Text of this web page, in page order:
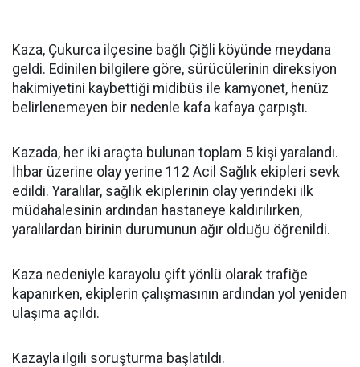
Kaza, Çukurca ilçesine bağlı Çiğli köyünde meydana
geldi. Edinilen bilgilere göre, sürücülerinin direksiyon
hakimiyetini kaybettiği midibüs ile kamyonet, henüz
belirlenemeyen bir nedenle kafa kafaya çarpıştı.
Kazada, her iki araçta bulunan toplam 5 kişi yaralandı.
İhbar üzerine olay yerine 112 Acil Sağlık ekipleri sevk
edildi. Yaralılar, sağlık ekiplerinin olay yerindeki ilk
müdahalesinin ardından hastaneye kaldırılırken,
yaralılardan birinin durumunun ağır olduğu öğrenildi.
Kaza nedeniyle karayolu çift yönlü olarak trafiğe
kapanırken, ekiplerin çalışmasının ardından yol yeniden
ulaşıma açıldı.
Kazayla ilgili soruşturma başlatıldı.